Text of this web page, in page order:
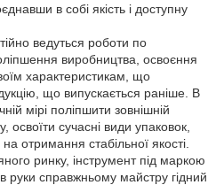
в собі якість і доступну
ведуться роботи по
виробництва, освоєння
характеристикам, що
що випускається раніше. В
мірі поліпшити зовнішній
освоїти сучасні види упаковок,
отримання стабільної якості.
ринку, інструмент під маркою
справжньому майстру гідний